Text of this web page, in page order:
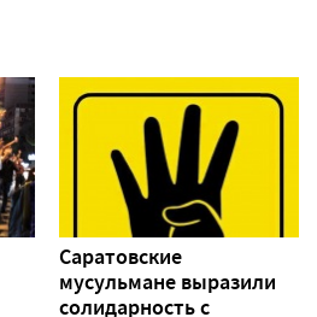
Саратовские
мусульмане выразили
солидарность с